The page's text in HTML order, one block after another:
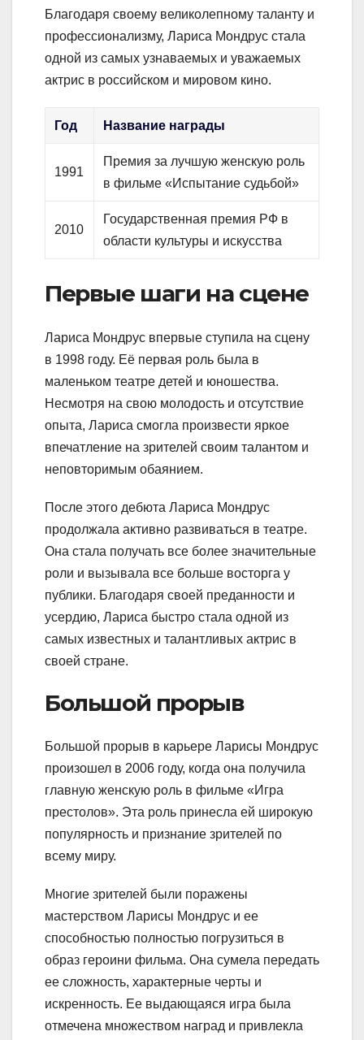
Благодаря своему великолепному таланту и
профессионализму, Лариса Мондрус стала
одной из самых узнаваемых и уважаемых
актрис в российском и мировом кино.
Год Название награды
1991
Премия за лучшую женскую роль
в фильме «Испытание судьбой»
2010
Государственная премия РФ в
области культуры и искусства
Первые шаги на сцене
Лариса Мондрус впервые ступила на сцену
в 1998 году. Её первая роль была в
маленьком театре детей и юношества.
Несмотря на свою молодость и отсутствие
опыта, Лариса смогла произвести яркое
впечатление на зрителей своим талантом и
неповторимым обаянием.
После этого дебюта Лариса Мондрус
продолжала активно развиваться в театре.
Она стала получать все более значительные
роли и вызывала все больше восторга у
публики. Благодаря своей преданности и
усердию, Лариса быстро стала одной из
самых известных и талантливых актрис в
своей стране.
Большой прорыв
Большой прорыв в карьере Ларисы Мондрус
произошел в 2006 году, когда она получила
главную женскую роль в фильме «Игра
престолов». Эта роль принесла ей широкую
популярность и признание зрителей по
всему миру.
Многие зрителей были поражены
мастерством Ларисы Мондрус и ее
способностью полностью погрузиться в
образ героини фильма. Она сумела передать
ее сложность, характерные черты и
искренность. Ее выдающаяся игра была
отмечена множеством наград и привлекла